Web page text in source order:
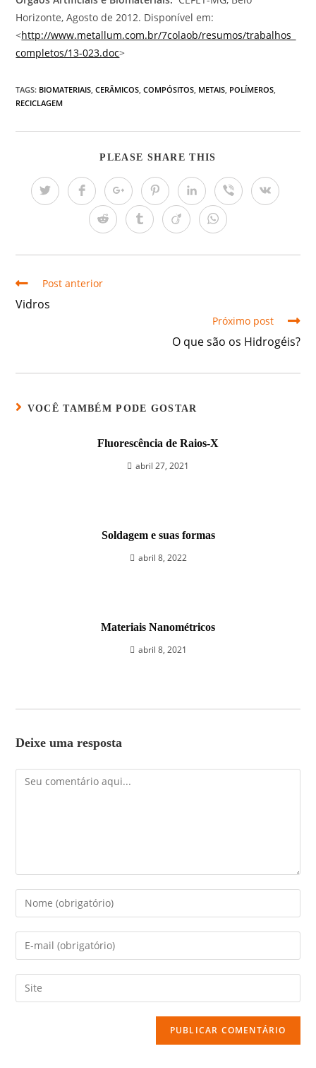
Horizonte, Agosto de 2012. Disponível em:
<http://www.metallum.com.br/7colaob/resumos/trabalhos_
completos/13-023.doc>
TAGS: BIOMATERIAIS CERÂMICOS COMPÓSITOS METAIS POLÍMEROS
RECICLAGEM
PLEASE SHARE THIS
Post anterior
Vidros
Próximo post
O que são os Hidrogéis?
VOCÊ TAMBÉM PODE GOSTAR
Fluorescência de Raios-X
abril 27, 2021
Soldagem e suas formas
abril 8, 2022
Materiais Nanométricos
abril 8, 2021
Deixe uma resposta